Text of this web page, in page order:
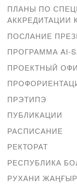
ПЛАНЫ ПО
АККРЕДИТАЦИИ
ПОСЛАНИЕ
ПРОГРАММА AI-
ПРОЕКТНЫЙ
ПРЭТИПЭ
ПУБЛИКАЦИИ
РАСПИСАНИЕ
РЕКТОРАТ
РЕСПУБЛИКА
РУХАНИ